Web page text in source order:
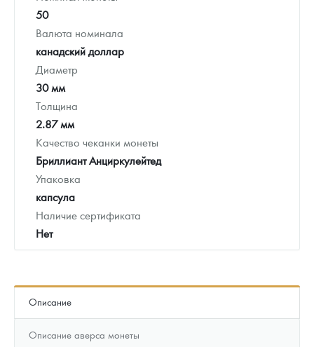
50
Валюта номинала
канадский доллар
Диаметр
30 мм
Толщина
2.87 мм
Качество чеканки монеты
Бриллиант Анциркулейтед
Упаковка
капсула
Наличие сертификата
Нет
Описание
Описание аверса монеты